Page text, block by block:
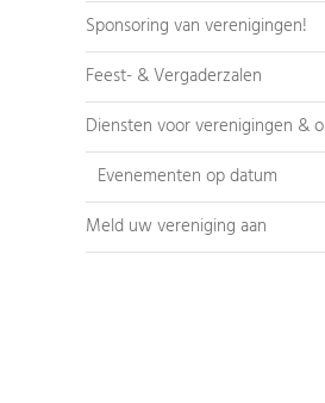
Sponsoring van verenigingen!
Feest- & Vergaderzalen
Diensten voor verenigingen &
Evenementen op datum
Meld uw vereniging aan